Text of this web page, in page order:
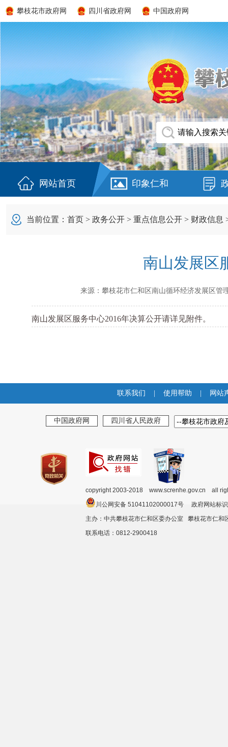
攀枝花市政府网 四川省政府网 中国政府网
网站首页 印象仁和
当前位置： 首页 > 政务公开 > 重点信息公开 > 财政信息
南山发展区
来源： 攀枝花市仁和区南山循环经济发展区管
南山发展区服务中心2016年决算公开请详见附件。
联系我们 使用帮助 网站
中国政府网 四川省人民政府
copyright 2003-2018 www.screnhe.gov.cn all
川公网安备 51041102000017号 政府网站
主办：中共攀枝花市仁和区委办公室 攀枝花市仁
联系电话：0812-2900418